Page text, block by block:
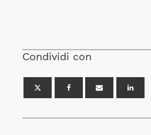
Condividi con